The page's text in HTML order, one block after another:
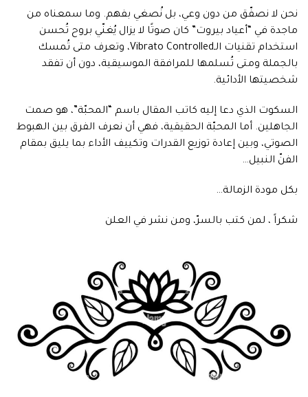
نحن لا نصفّق من دون وعي، بل نُصغي بفهم. وما سمعناه من
ماجدة في “أعياد بيروت” كان صوتًا لا يزال يُغنّي بروح تُحسن
استخدام تقنيات الـVibrato Controlled، وتعرف متى تُمسك
بالجملة ومتى تُسلمها للمرافقة الموسيقية، دون أن تفقد
شخصيتها الأدائية.
السكوت الذي دعا إليه كاتب المقال باسم “المحبّة”، هو صمت
الجاهلين. أما المحبّة الحقيقية، فهي أن نعرف الفرق بين الهبوط
الصوتي، وبين إعادة توزيع القدرات وتكييف الأداء بما يليق بمقام
الفنّ النبيل…
بكل مودة الزمالة…
شكراً ، لمن كتب بالسرّ، ومن نشر في العلن